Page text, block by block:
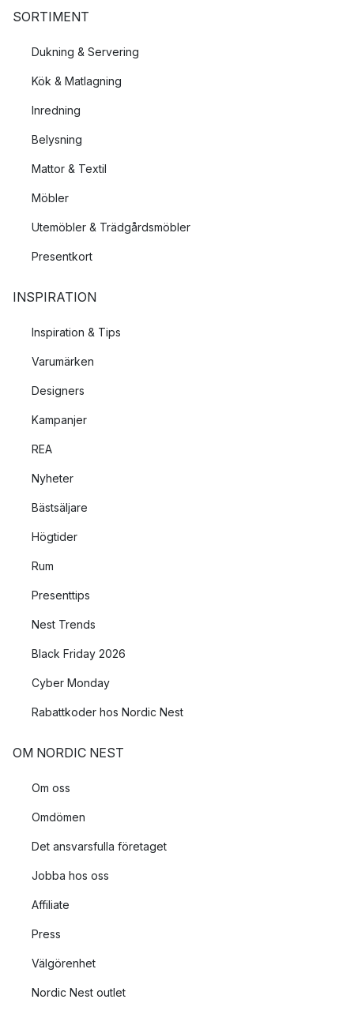
SORTIMENT
Dukning & Servering
Kök & Matlagning
Inredning
Belysning
Mattor & Textil
Möbler
Utemöbler & Trädgårdsmöbler
Presentkort
INSPIRATION
Inspiration & Tips
Varumärken
Designers
Kampanjer
REA
Nyheter
Bästsäljare
Högtider
Rum
Presenttips
Nest Trends
Black Friday 2026
Cyber Monday
Rabattkoder hos Nordic Nest
OM NORDIC NEST
Om oss
Omdömen
Det ansvarsfulla företaget
Jobba hos oss
Affiliate
Press
Välgörenhet
Nordic Nest outlet